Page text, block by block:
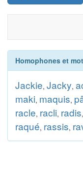
Homophones et
Jackie, Jacky,
maki, maquis,
racle, racli, radis,
raqué, rassis,